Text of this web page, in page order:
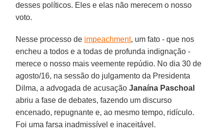
desses políticos. Eles e elas não merecem o nosso
voto.
Nesse processo de impeachment, um fato - que nos
encheu a todos e a todas de profunda indignação -
merece o nosso mais veemente repúdio. No dia 30 de
agosto/16, na sessão do julgamento da Presidenta
Dilma, a advogada de acusaçãoJanaína Paschoal
abriu a fase de debates, fazendo um discurso
encenado, repugnante e, ao mesmo tempo, ridículo.
Foi uma farsa inadmissível e inaceitável.